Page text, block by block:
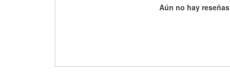
Aún no hay reseñas